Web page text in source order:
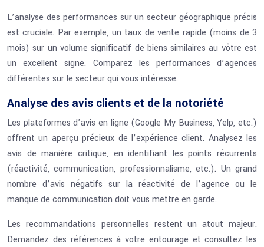
L’analyse des performances sur un secteur géographique précis
est cruciale. Par exemple, un taux de vente rapide (moins de 3
mois) sur un volume significatif de biens similaires au vôtre est
un excellent signe. Comparez les performances d’agences
différentes sur le secteur qui vous intéresse.
Analyse des avis clients et de la notoriété
Les plateformes d’avis en ligne (Google My Business, Yelp, etc.)
offrent un aperçu précieux de l’expérience client. Analysez les
avis de manière critique, en identifiant les points récurrents
(réactivité, communication, professionnalisme, etc.). Un grand
nombre d’avis négatifs sur la réactivité de l’agence ou le
manque de communication doit vous mettre en garde.
Les recommandations personnelles restent un atout majeur.
Demandez des références à votre entourage et consultez les